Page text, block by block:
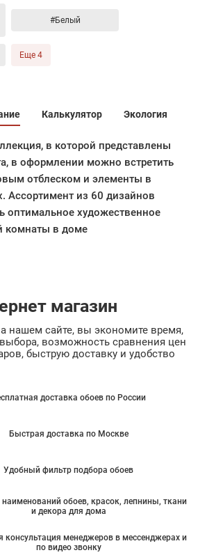
#Белый
Еще 4
Калькулятор Экология
в которой представлены
в оформлении можно встретить
отблеском и элементы в
Ассортимент из 60 дизайнов
оптимальное художественное
комнаты в доме
магазин
нашем сайте, вы экономите время,
возможность сравнения цен
быструю доставку и удобство
доставка обоев по России
Быстрая доставка по Москве
Удобный фильтр подбора обоев
наименований обоев, красок, лепнины, ткани
и декора для дома
консультация менеджеров в мессенджерах и
по видео звонку